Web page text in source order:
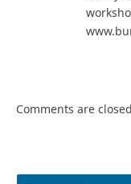
Comments are